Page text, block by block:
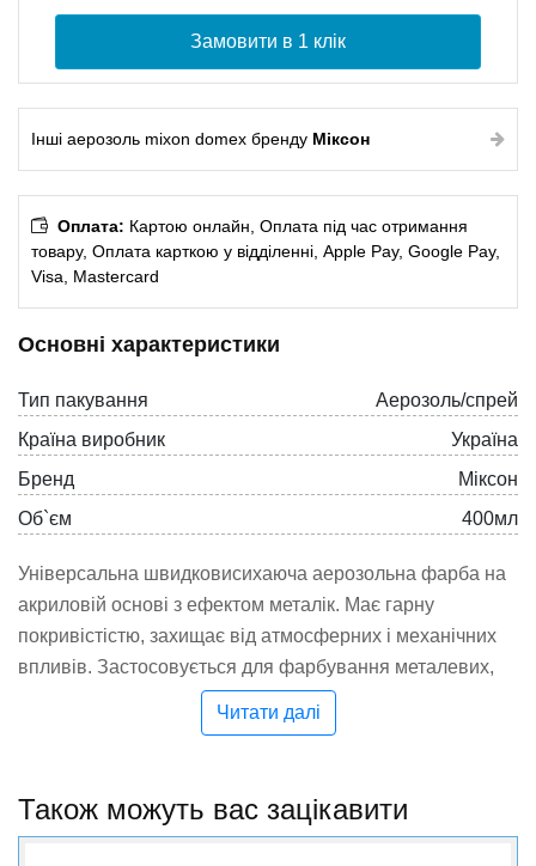
Замовити в 1 клік
Інші аерозоль mixon domex бренду Міксон
Оплата: Картою онлайн, Оплата під час отримання
товару, Оплата карткою у відділенні, Apple Pay, Google Pay,
Visa, Mastercard
Основні характеристики
Тип пакування
Аерозоль/спрей
Країна виробник
Україна
Бренд
Міксон
Об`єм
400мл
Універсальна швидковисихаюча аерозольна фарба на
акриловій основі з ефектом металік. Має гарну
покривістістю, захищає від атмосферних і механічних
впливів. Застосовується для фарбування металевих,
дерев'яних, пластмасових та керамічних поверхонь.
- Час висихання при 20 градусах 10 хвилин.
Читати далі
Також можуть вас зацікавити